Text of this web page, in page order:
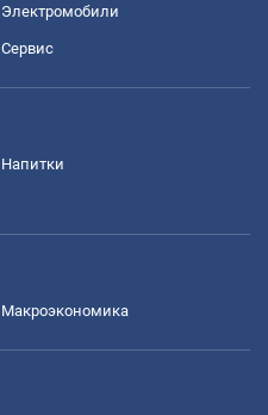
Электромобили
Сервис
Напитки
Mакроэкономика